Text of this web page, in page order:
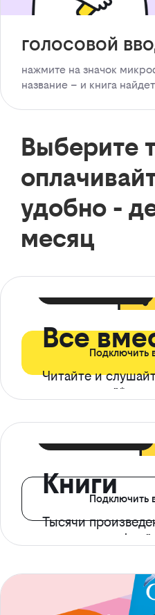
голосовой
нажмите на значок
название – и книга
Выберите
удобно -
месяц
Все
Читайте и
ограничений*
Подключить
Книги
Тысячи
с доступом офлайн
Подключить